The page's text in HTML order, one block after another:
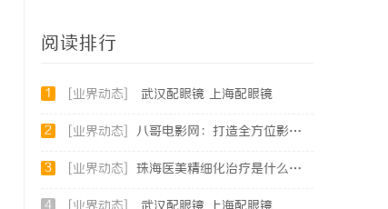
阅读排行
1 [业界动态] 武汉配眼镜 上海配眼镜
2 [业界动态] 八哥电影网：打造全方位影视娱乐新体验的平台解析
3 [业界动态] 珠海医美精细化治疗是什么？珠海专业医美机构筛选标准科普
4